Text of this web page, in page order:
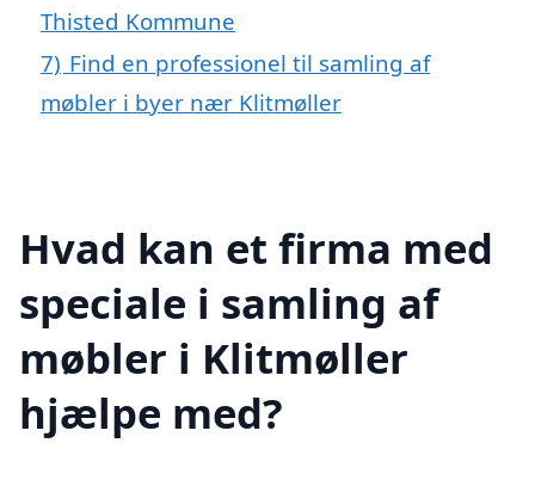
Thisted Kommune
7) Find en professionel til samling af
møbler i byer nær Klitmøller
Hvad kan et firma med
speciale i samling af
møbler i Klitmøller
hjælpe med?